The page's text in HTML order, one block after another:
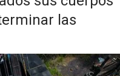
las